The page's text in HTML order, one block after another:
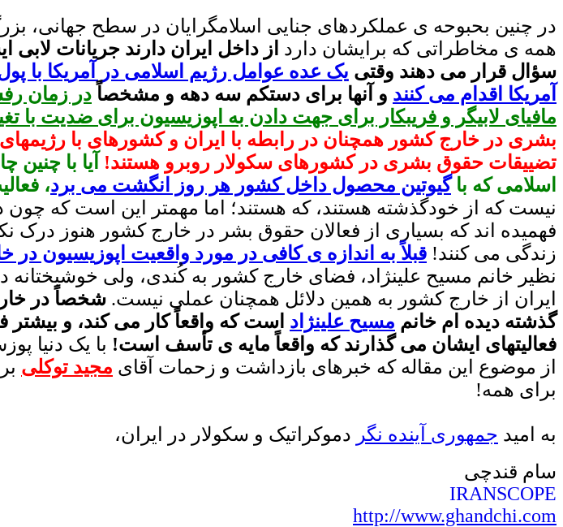
در چنین بحبوحه ی عملکردهای جنایی اسلامگرایان در سطح جهانی،
همه ی مخاطراتی که برایشان دارد از داخل ایران دارند جریانات
سؤال قرار می دهند وقتی یک عده عوامل رژیم اسلامی در آمریکا با
آمریکا اقدام می کنند و آنها برای دستکم سه دهه و مشخصاً در زمان
مافیای لابیگر و فریبکار برای جهت دادن به اپوزیسیون برای ضدیت با
بشری در خارج کشور همچنان در رابطه با ایران و کشورهای با
تضییقات حقوق بشری در کشورهای سکولار روبرو هستند!
آیا با
اسلامی که باگیوتین محصول داخل کشور هر روز انگشت می برد،
نیست که از خودگذشته هستند، که هستند؛ اما مهمتر این است که چون
زندگی می کنند! قبلاً به اندازه ی کافی در مورد واقعیت اپوزیسیون در
نظیر خانم مسیح علینژاد، فضای خارج کشور به کُندی، ولی خوشبختانه
ایران از خارج کشور به همین دلائل همچنان عملی نیست.
گذشته دیده ام خانم مسیح علینژاد است که واقعاً کار می کند، و بیشتر
فعالیتهای ایشان می گذارند که واقعاً مایه ی تأسف است! با یک دنیا
از موضوع این مقاله که خبرهای بازداشت و زحمات آقای مجید توکلی
برای همه!
به امید جمهوری آینده نگر دموکراتیک و سکولار در ایران،
سام قندچی
IRANSCOPE
http://www.ghandchi.com